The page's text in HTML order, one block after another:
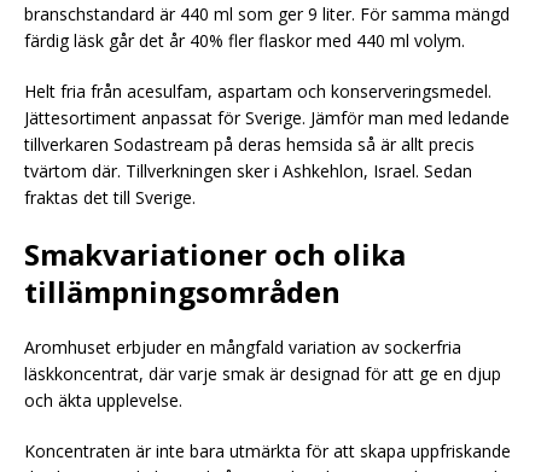
branschstandard är 440 ml som ger 9 liter. För samma mängd
färdig läsk går det år 40% fler flaskor med 440 ml volym.
Helt fria från acesulfam, aspartam och konserveringsmedel.
Jättesortiment anpassat för Sverige. Jämför man med ledande
tillverkaren Sodastream på deras hemsida så är allt precis
tvärtom där. Tillverkningen sker i Ashkehlon, Israel. Sedan
fraktas det till Sverige.
Smakvariationer och olika
tillämpningsområden
Aromhuset erbjuder en mångfald variation av sockerfria
läskkoncentrat, där varje smak är designad för att ge en djup
och äkta upplevelse.
Koncentraten är inte bara utmärkta för att skapa uppfriskande